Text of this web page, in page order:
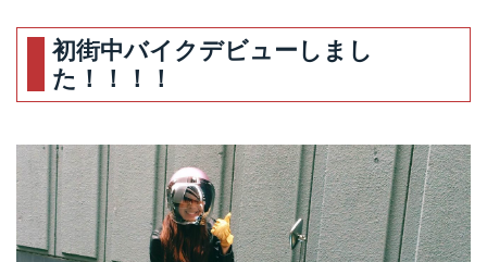
初街中バイクデビューしまし
た！！！！